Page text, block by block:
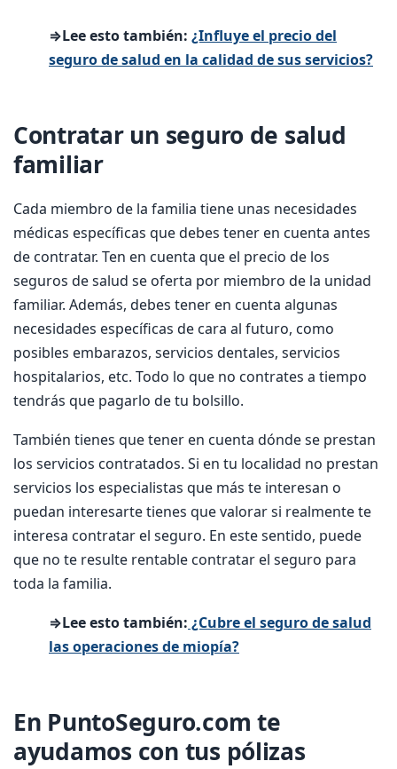
⇒Lee esto también: ¿Influye el precio del
seguro de salud en la calidad de sus servicios?
Contratar un seguro de salud
familiar
Cada miembro de la familia tiene unas necesidades
médicas específicas que debes tener en cuenta antes
de contratar. Ten en cuenta que el precio de los
seguros de salud se oferta por miembro de la unidad
familiar. Además, debes tener en cuenta algunas
necesidades específicas de cara al futuro, como
posibles embarazos, servicios dentales, servicios
hospitalarios, etc. Todo lo que no contrates a tiempo
tendrás que pagarlo de tu bolsillo.
También tienes que tener en cuenta dónde se prestan
los servicios contratados. Si en tu localidad no prestan
servicios los especialistas que más te interesan o
puedan interesarte tienes que valorar si realmente te
interesa contratar el seguro. En este sentido, puede
que no te resulte rentable contratar el seguro para
toda la familia.
⇒Lee esto también: ¿Cubre el seguro de salud
las operaciones de miopía?
En PuntoSeguro.com te
ayudamos con tus pólizas